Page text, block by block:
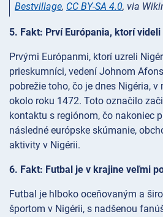
Bestvillage, CC BY-SA 4.0, via
5. Fakt: Prví Európania, ktorí
Prvými Európanmi, ktorí uzreli
prieskumníci, vedení Johnom
pobrežie toho, čo je dnes Nigéria,
okolo roku 1472. Toto označilo
kontaktu s regiónom, čo nakoniec
následné európske skúmanie,
aktivity v Nigérii.
6. Fakt: Futbal je v krajine veľmi
Futbal je hlboko oceňovaným a
športom v Nigérii, s nadšenou